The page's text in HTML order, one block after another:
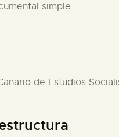
simple
de Estudios